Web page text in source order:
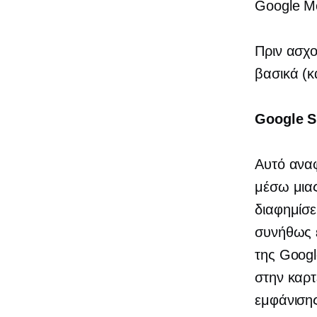
Google
Πριν
βασικά
Google
Αυτό
μέσω
συνήθως
της
στην